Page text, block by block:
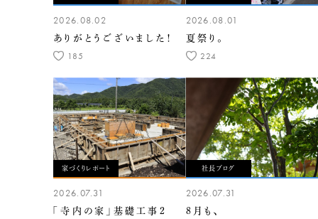
2026.08.02
ありがとうございました！
185
2026.08.01
夏祭り。
224
家づくりレポート
2026.07.31
「寺内の家」基礎工事2
社長ブログ
2026.07.31
8月も、